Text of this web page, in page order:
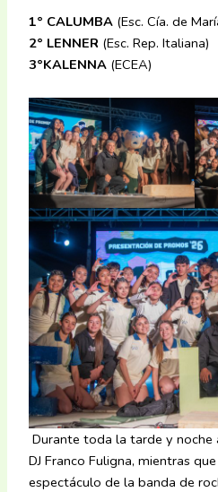
1° CALUMBA (Esc. Cía. de
2° LENNER (Esc. Rep. Italiana)
3°KALENNA (ECEA)
Durante toda la tarde y noche
DJ Franco Fuligna, mientras
espectáculo de la banda de